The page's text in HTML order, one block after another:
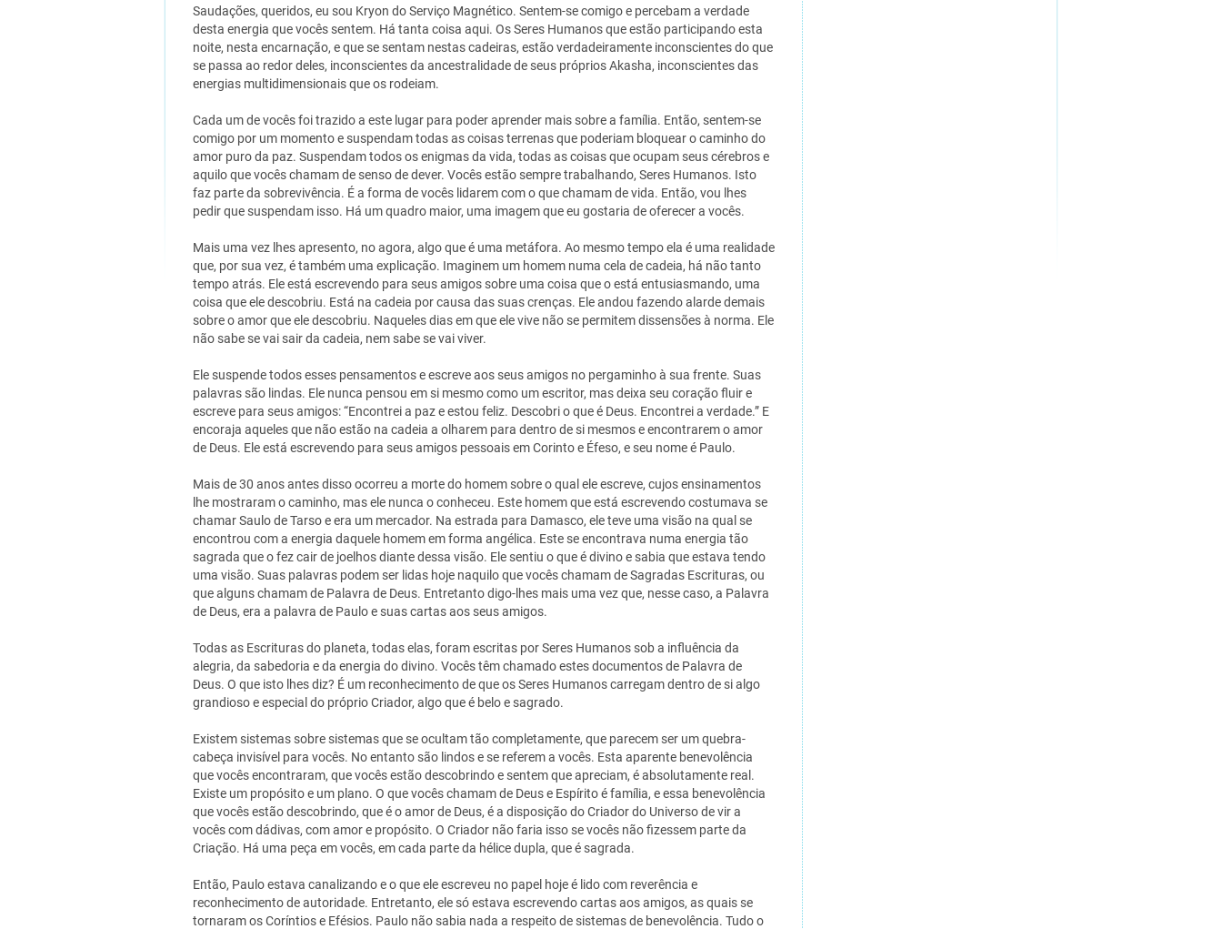
Saudações, queridos, eu sou Kryon do Serviço Magnético. Sentem-se comigo e percebam a verdade
desta energia que vocês sentem. Há tanta coisa aqui. Os Seres Humanos que estão participando esta
noite, nesta encarnação, e que se sentam nestas cadeiras, estão verdadeiramente inconscientes do que
se passa ao redor deles, inconscientes da ancestralidade de seus próprios Akasha, inconscientes das
energias multidimensionais que os rodeiam.
Cada um de vocês foi trazido a este lugar para poder aprender mais sobre a família. Então, sentem-se
comigo por um momento e suspendam todas as coisas terrenas que poderiam bloquear o caminho do
amor puro da paz. Suspendam todos os enigmas da vida, todas as coisas que ocupam seus cérebros e
aquilo que vocês chamam de senso de dever. Vocês estão sempre trabalhando, Seres Humanos. Isto
faz parte da sobrevivência. É a forma de vocês lidarem com o que chamam de vida. Então, vou lhes
pedir que suspendam isso. Há um quadro maior, uma imagem que eu gostaria de oferecer a vocês.
Mais uma vez lhes apresento, no agora, algo que é uma metáfora. Ao mesmo tempo ela é uma realidade
que, por sua vez, é também uma explicação. Imaginem um homem numa cela de cadeia, há não tanto
tempo atrás. Ele está escrevendo para seus amigos sobre uma coisa que o está entusiasmando, uma
coisa que ele descobriu. Está na cadeia por causa das suas crenças. Ele andou fazendo alarde demais
sobre o amor que ele descobriu. Naqueles dias em que ele vive não se permitem dissensões à norma. Ele
não sabe se vai sair da cadeia, nem sabe se vai viver.
Ele suspende todos esses pensamentos e escreve aos seus amigos no pergaminho à sua frente. Suas
palavras são lindas. Ele nunca pensou em si mesmo como um escritor, mas deixa seu coração fluir e
escreve para seus amigos: “Encontrei a paz e estou feliz. Descobri o que é Deus. Encontrei a verdade.” E
encoraja aqueles que não estão na cadeia a olharem para dentro de si mesmos e encontrarem o amor
de Deus. Ele está escrevendo para seus amigos pessoais em Corinto e Éfeso, e seu nome é Paulo.
Mais de 30 anos antes disso ocorreu a morte do homem sobre o qual ele escreve, cujos ensinamentos
lhe mostraram o caminho, mas ele nunca o conheceu. Este homem que está escrevendo costumava se
chamar Saulo de Tarso e era um mercador. Na estrada para Damasco, ele teve uma visão na qual se
encontrou com a energia daquele homem em forma angélica. Este se encontrava numa energia tão
sagrada que o fez cair de joelhos diante dessa visão. Ele sentiu o que é divino e sabia que estava tendo
uma visão. Suas palavras podem ser lidas hoje naquilo que vocês chamam de Sagradas Escrituras, ou
que alguns chamam de Palavra de Deus. Entretanto digo-lhes mais uma vez que, nesse caso, a Palavra
de Deus, era a palavra de Paulo e suas cartas aos seus amigos.
Todas as Escrituras do planeta, todas elas, foram escritas por Seres Humanos sob a influência da
alegria, da sabedoria e da energia do divino. Vocês têm chamado estes documentos de Palavra de
Deus. O que isto lhes diz? É um reconhecimento de que os Seres Humanos carregam dentro de si algo
grandioso e especial do próprio Criador, algo que é belo e sagrado.
Existem sistemas sobre sistemas que se ocultam tão completamente, que parecem ser um quebra-
cabeça invisível para vocês. No entanto são lindos e se referem a vocês. Esta aparente benevolência
que vocês encontraram, que vocês estão descobrindo e sentem que apreciam, é absolutamente real.
Existe um propósito e um plano. O que vocês chamam de Deus e Espírito é família, e essa benevolência
que vocês estão descobrindo, que é o amor de Deus, é a disposição do Criador do Universo de vir a
vocês com dádivas, com amor e propósito. O Criador não faria isso se vocês não fizessem parte da
Criação. Há uma peça em vocês, em cada parte da hélice dupla, que é sagrada.
Então, Paulo estava canalizando e o que ele escreveu no papel hoje é lido com reverência e
reconhecimento de autoridade. Entretanto, ele só estava escrevendo cartas aos amigos, as quais se
tornaram os Coríntios e Efésios. Paulo não sabia nada a respeito de sistemas de benevolência. Tudo o